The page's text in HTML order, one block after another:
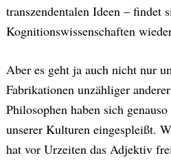
transzendentalen Ideen – findet
Kognitionswissenschaften
Aber es geht ja auch nicht nur
Fabrikationen unzähliger
Philosophen haben sich
unserer Kulturen eingespleißt.
hat vor Urzeiten das Adjektiv